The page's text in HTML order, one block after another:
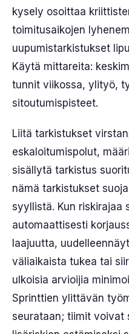
kysely osoittaa
toimitusaikojen
uupumistarkistukset
Käytä mittareita:
tunnit viikossa, ylityö,
sitoutumispisteet.
Liitä tarkistukset
eskaloitumispolut,
sisällytä tarkistus
nämä tarkistukset
syyllistä. Kun riskirajaa
automaattisesti
laajuutta,
väliaikaista tukea tai
ulkoisia arvioijia
Sprinttien ylittävän
seurataan; tiimit voivat